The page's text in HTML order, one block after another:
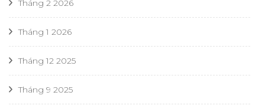
Tháng 2 2026
Tháng 1 2026
Tháng 12 2025
Tháng 9 2025